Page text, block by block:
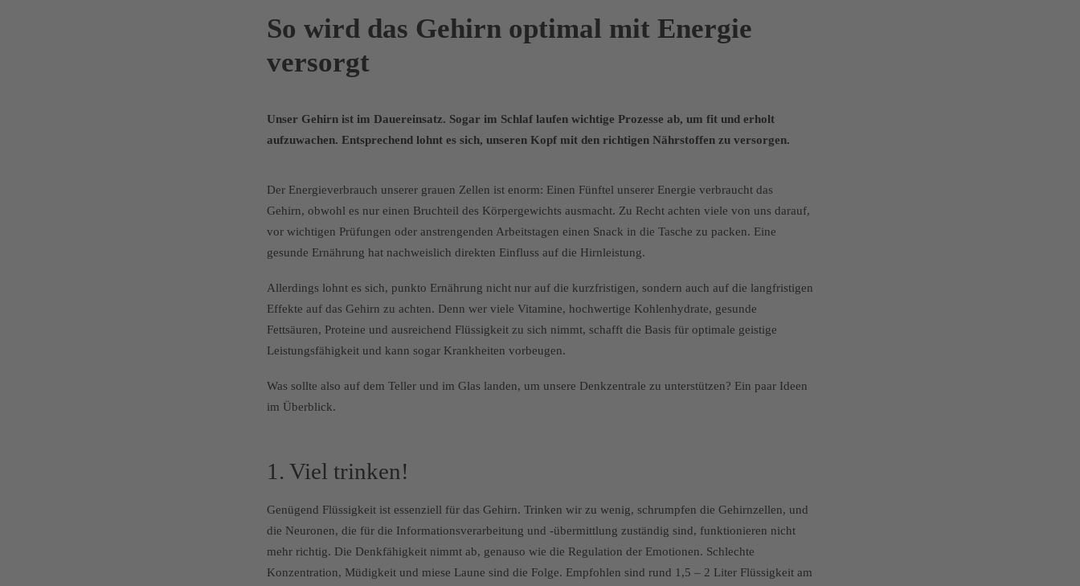
So wird das Gehirn optimal mit Energie
versorgt
Unser Gehirn ist im Dauereinsatz. Sogar im Schlaf laufen wichtige Prozesse ab, um fit und erholt
aufzuwachen. Entsprechend lohnt es sich, unseren Kopf mit den richtigen Nährstoffen zu versorgen.
Der Energieverbrauch unserer grauen Zellen ist enorm: Einen Fünftel unserer Energie verbraucht das
Gehirn, obwohl es nur einen Bruchteil des Körpergewichts ausmacht. Zu Recht achten viele von uns darauf,
vor wichtigen Prüfungen oder anstrengenden Arbeitstagen einen Snack in die Tasche zu packen. Eine
gesunde Ernährung hat nachweislich direkten Einfluss auf die Hirnleistung.
Allerdings lohnt es sich, punkto Ernährung nicht nur auf die kurzfristigen, sondern auch auf die langfristigen
Effekte auf das Gehirn zu achten. Denn wer viele Vitamine, hochwertige Kohlenhydrate, gesunde
Fettsäuren, Proteine und ausreichend Flüssigkeit zu sich nimmt, schafft die Basis für optimale geistige
Leistungsfähigkeit und kann sogar Krankheiten vorbeugen.
Was sollte also auf dem Teller und im Glas landen, um unsere Denkzentrale zu unterstützen? Ein paar Ideen
im Überblick.
1. Viel trinken!
Genügend Flüssigkeit ist essenziell für das Gehirn. Trinken wir zu wenig, schrumpfen die Gehirnzellen, und
die Neuronen, die für die Informationsverarbeitung und -übermittlung zuständig sind, funktionieren nicht
mehr richtig. Die Denkfähigkeit nimmt ab, genauso wie die Regulation der Emotionen. Schlechte
Konzentration, Müdigkeit und miese Laune sind die Folge. Empfohlen sind rund 1,5 – 2 Liter Flüssigkeit am